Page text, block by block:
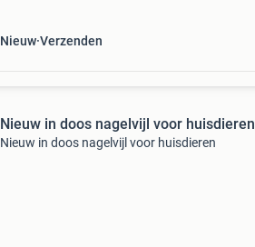
Nieuw Verzenden
Nieuw in doos nagelvijl voor huisdieren
Nieuw in doos nagelvijl voor huisdieren